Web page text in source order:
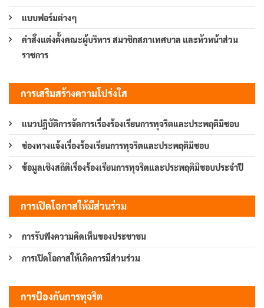
แบบฟอร์มต่างๆ
คำสั่งแต่งตั้งคณะผู้บริหาร สมาชิกสภาเทศบาล และหัวหน้าส่วน
ราชการ
การเสริมสร้างความโปร่งใส
แนวปฏิบัติการจัดการเรื่องร้องเรียนการทุจริตและประพฤติมิชอบ
ช่องทางแจ้งเรื่องร้องเรียนการทุจริตและประพฤติมิชอบ
ข้อมูลเชิงสถิติเรื่องร้องเรียนการทุจริตและประพฤติมิชอบประจำปี
การเปิดโอกาสให้มีส่วนร่วม
การรับฟังความคิดเห็นของประชาชน
การเปิดโอกาสให้เกิดการมีส่วนร่วม
การป้องกันการทุจริต